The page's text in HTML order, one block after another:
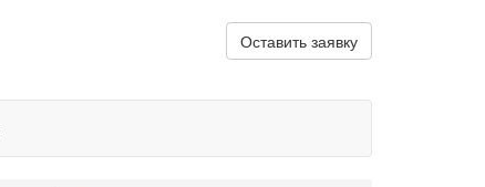
Оставить заявку